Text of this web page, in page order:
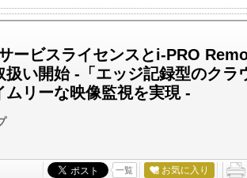
ービスライセンスとi-PRO
扱い開始 -「エッジ記録型のクラ
ムリーな映像監視を実現 -
一覧 お気に入り